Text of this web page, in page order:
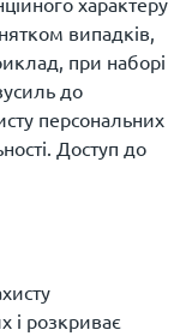
випадків,
при наборі
до
персональних
Доступ до
і розкриває